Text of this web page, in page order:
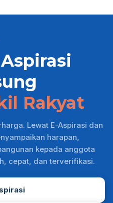
Rakyat
Lewat E-Aspirasi dan
harapan,
kepada anggota
cepat, dan terverifikasi.